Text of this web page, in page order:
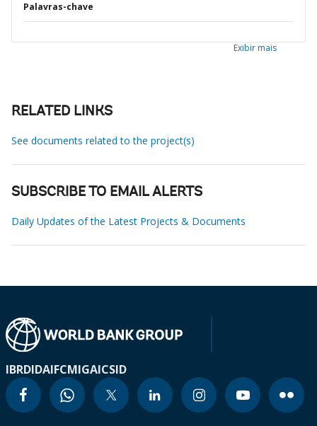
Palavras-chave
Exibir mais
RELATED LINKS
See documents related to the project(s)
SUBSCRIBE TO EMAIL ALERTS
Daily Updates of the Latest Projects & Documents
IBRDIDAIFCMIGAICSID